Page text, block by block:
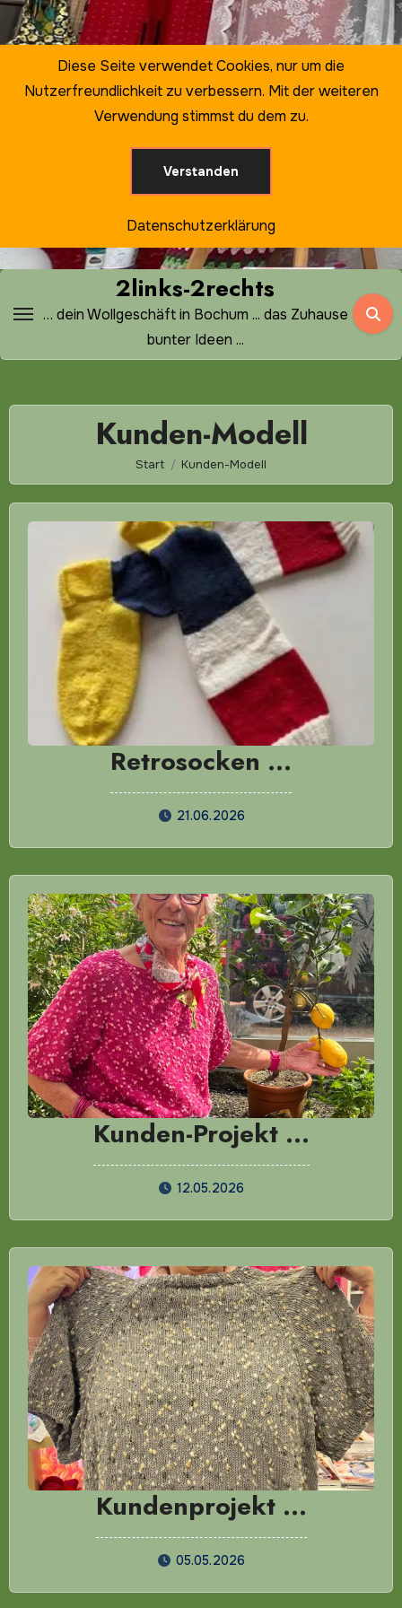
Zum
Inhalt
2links-2rechts
… dein Wollgeschäft in Bochum ... das Zuhause
bunter Ideen ...
Kunden-Modell
Start Kunden-Modell
Retrosocken …
21.06.2026
Kunden-Projekt …
12.05.2026
Kundenprojekt …
05.05.2026
Diese Seite verwendet Cookies, nur um die
Nutzerfreundlichkeit zu verbessern. Mit der weiteren
Verwendung stimmst du dem zu.
Verstanden
Datenschutzerklärung